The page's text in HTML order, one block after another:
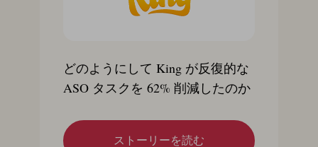
どのようにして King が反復的な
ASO タスクを 62% 削減したのか
ストーリーを読む